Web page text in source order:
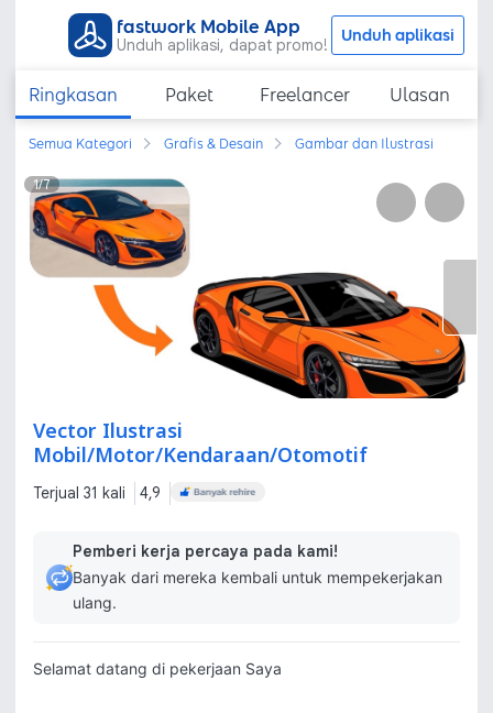
fastwork Mobile App
Unduh aplikasi, dapat promo! Unduh aplikasi
Ringkasan Paket Freelancer Ulasan
Semua Kategori Grafis & Desain Gambar dan Ilustrasi
1/7
Vector Ilustrasi
Mobil/Motor/Kendaraan/Otomotif
Terjual 31 kali 4,9
Pemberi kerja percaya pada kami!
Banyak dari mereka kembali untuk mempekerjakan
ulang.
Selamat datang di pekerjaan Saya